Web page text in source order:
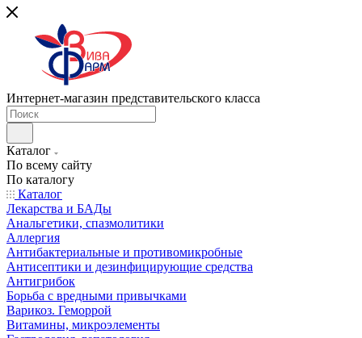
Интернет-магазин представительского класса
Каталог
По всему сайту
По каталогу
Каталог
Лекарства и БАДы
Анальгетики, спазмолитики
Аллергия
Антибактериальные и противомикробные
Антисептики и дезинфицирующие средства
Антигрибок
Борьба с вредными привычками
Варикоз. Геморрой
Витамины, микроэлементы